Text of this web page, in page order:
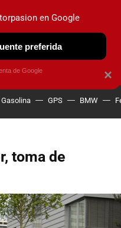
OBSERVATORIO
Gasolina GPS BMW
toma de
×
en Google
preferida
de Google